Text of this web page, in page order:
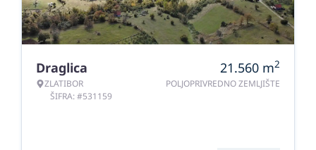
Draglica
ZLATIBOR
ŠIFRA: #531159
21.560 m2
POLJOPRIVREDNO ZEMLJIŠTE